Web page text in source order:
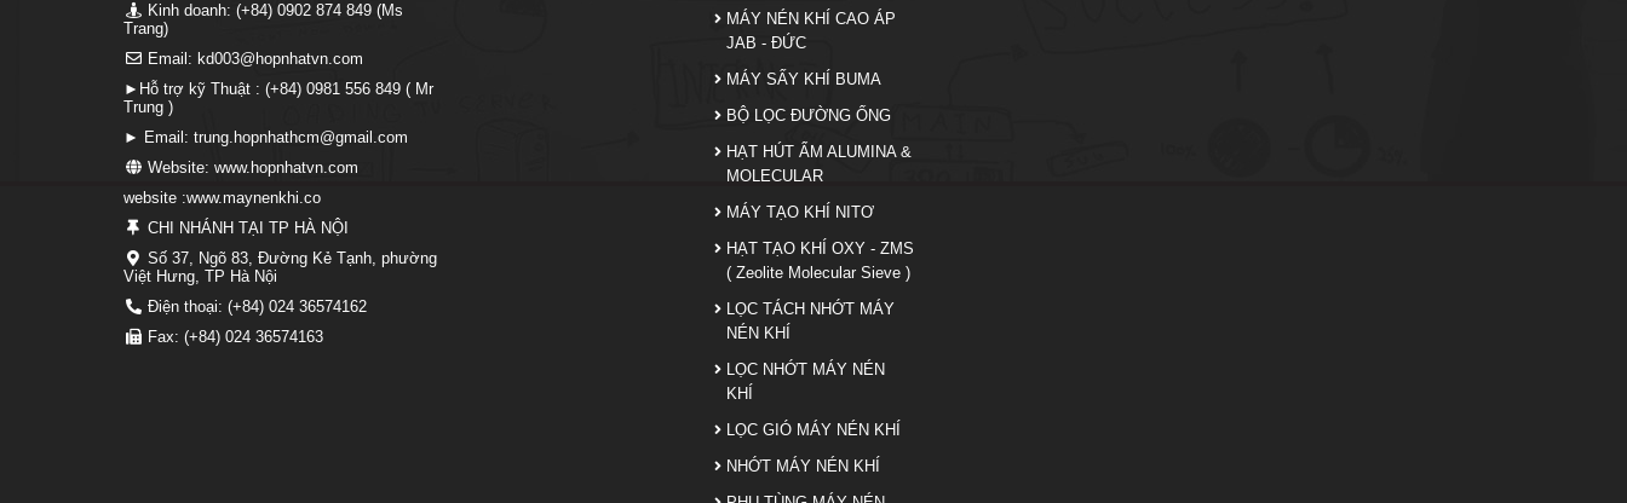
Kinh doanh: (+84) 0902 874 849 (Ms
Trang)
Email: kd003@hopnhatvn.com
►Hỗ trợ kỹ Thuật : (+84) 0981 556 849 ( Mr
Trung )
► Email: trung.hopnhathcm@gmail.com
Website: www.hopnhatvn.com
website :www.maynenkhi.co
CHI NHÁNH TẠI TP HÀ NỘI
Số 37, Ngõ 83, Đường Kẻ Tạnh, phường
Việt Hưng, TP Hà Nội
Điện thoại: (+84) 024 36574162
Fax: (+84) 024 36574163
MÁY NÉN KHÍ CAO ÁP
JAB - ĐỨC
MÁY SẤY KHÍ BUMA
BỘ LỌC ĐƯỜNG ỐNG
HẠT HÚT ẨM ALUMINA &
MOLECULAR
MÁY TẠO KHÍ NITƠ
HẠT TẠO KHÍ OXY - ZMS
( Zeolite Molecular Sieve )
LỌC TÁCH NHỚT MÁY
NÉN KHÍ
LỌC NHỚT MÁY NÉN
KHÍ
LỌC GIÓ MÁY NÉN KHÍ
NHỚT MÁY NÉN KHÍ